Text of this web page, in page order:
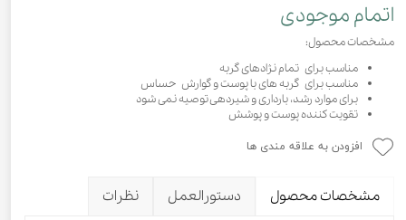
اتمام موجودی
مشخصات محصول:
مناسب برای تمام نژادهای گربه
مناسب برای گربه های با پوست و گوارش حساس
برای موارد رشد، بارداری و شیردهی توصیه نمی شود
تقویت کننده پوست و پوشش
افزودن به علاقه مندی ها
مشخصات محصول دستورالعمل نظرات